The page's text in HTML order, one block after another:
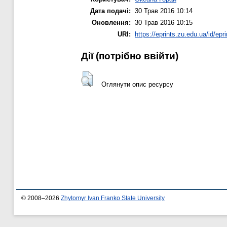
Дата подачі: 30 Трав 2016 10:14
Оновлення: 30 Трав 2016 10:15
URI:
https://eprints.zu.edu.ua/id/
Дії ​​(потрібно ввійти)
Оглянути опис ресурсу
© 2008–2026 Zhytomyr Ivan Franko State University